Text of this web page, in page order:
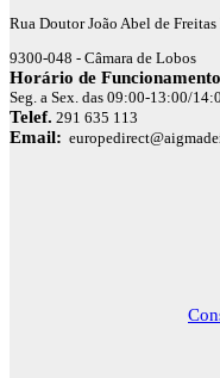
Rua Doutor João Abel de Freitas
9300-048 - Câmara de Lobos
Horário de
Seg. a Sex. das 09:00-13:00/
Telef. 291 635 113
Email: